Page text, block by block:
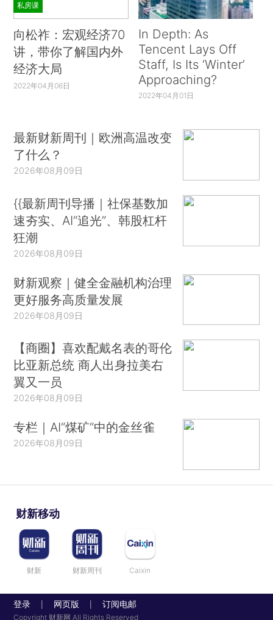
私房课
向松祚：宏观经济70
讲，带你了解国内外
经济大局
2022年04月06日
In Depth: As
Tencent Lays Off
Staff, Is Its ‘Winter’
Approaching?
2022年04月01日
最新财新周刊｜欧洲高温改变
了什么？
2026年08月09日
{{最新周刊导播｜社保基数加
速夯实、AI“追光”、韩股杠杆
狂潮
2026年08月09日
财新观察｜健全金融机构治理
更好服务高质量发展
2026年08月09日
【商圈】喜欢配戴名表的哥伦
比亚新总统 商人出身拉美右
翼又一员
2026年08月09日
专栏｜AI“煤矿”中的金丝雀
2026年08月09日
财新移动
财新 财新周刊 Caixin
登录 网页版 订阅电邮
Copyright 财新网 All Rights Reserved